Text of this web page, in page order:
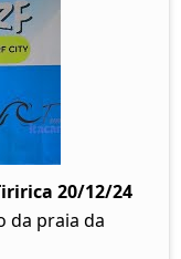
20/12/24
da praia da